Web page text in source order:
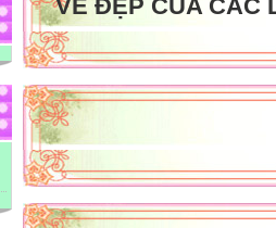
VẺ ĐẸP CỦA CÁC